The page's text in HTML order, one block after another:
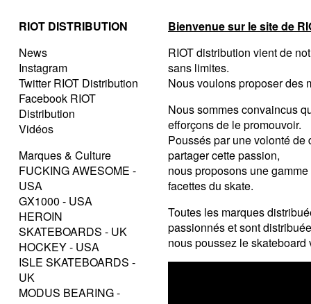
RIOT DISTRIBUTION
News
Instagram
Twitter RIOT Distribution
Facebook RIOT
Distribution
Vidéos
Marques & Culture
FUCKING AWESOME -
USA
GX1000 - USA
HEROIN
SKATEBOARDS - UK
HOCKEY - USA
ISLE SKATEBOARDS -
UK
MODUS BEARING -
Bienvenue sur le site de
RIOT distribution vient de
sans limites.
Nous voulons proposer des
Nous sommes convaincus
efforçons de le promouvoir.
Poussés par une volonté
partager cette passion,
nous proposons une
facettes du skate.
Toutes les marques
passionnés et sont
nous poussez le